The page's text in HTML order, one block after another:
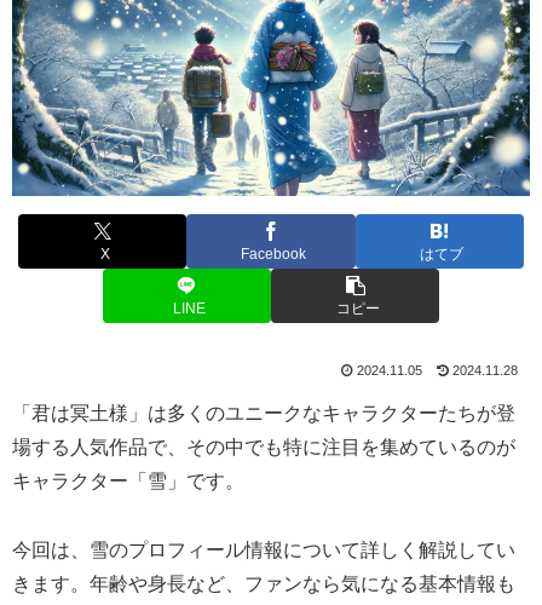
X Facebook はてブ
LINE コピー
2024.11.05 2024.11.28
「君は冥土様」は多くのユニークなキャラクターたちが登
場する人気作品で、その中でも特に注目を集めているのが
キャラクター「雪」です。
今回は、雪のプロフィール情報について詳しく解説してい
きます。年齢や身長など、ファンなら気になる基本情報も